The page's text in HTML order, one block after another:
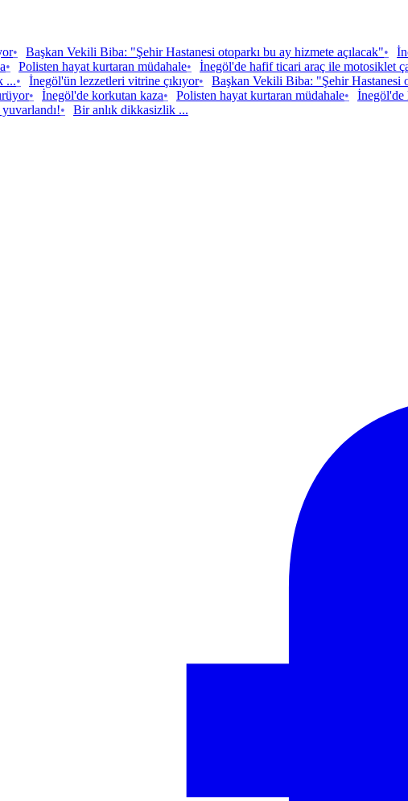
• Başkan Vekili Biba: "Şehir Hastanesi otoparkı bu ay hizmete açılacak"•
• Polisten hayat kurtaran müdahale• İnegöl'de hafif ticari araç ile motosiklet
...• İnegöl'ün lezzetleri vitrine çıkıyor• Başkan Vekili Biba: "Şehir Hastanesi
• İnegöl'de korkutan kaza• Polisten hayat kurtaran müdahale• İnegöl'de
•
Bir anlık dikkasizlik ...